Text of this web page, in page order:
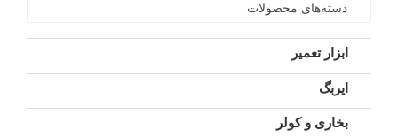
دسته‌های محصولات
ابزار تعمیر
ایربگ
بخاری و کولر